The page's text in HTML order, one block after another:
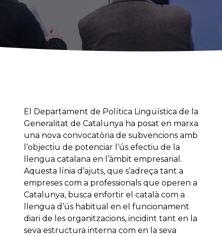
El Departament de Política Lingüística de la
Generalitat de Catalunya ha posat en marxa
una nova convocatòria de subvencions amb
l’objectiu de potenciar l’ús efectiu de la
llengua catalana en l’àmbit empresarial.
Aquesta línia d’ajuts, que s’adreça tant a
empreses com a professionals que operen a
Catalunya, busca enfortir el català com a
llengua d’ús habitual en el funcionament
diari de les organitzacions, incidint tant en la
seva estructura interna com en la seva